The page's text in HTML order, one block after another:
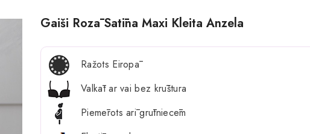
Gaiši Rozā Satīna Maxi Kleita Anzela
Ražots Eiropā
Valkāt ar vai bez krūštura
Piemērots arī grūtniecēm